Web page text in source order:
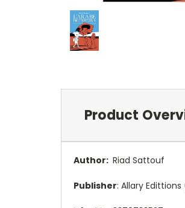
Product
Author: Riad Sattouf
Publisher: Allary Edittions